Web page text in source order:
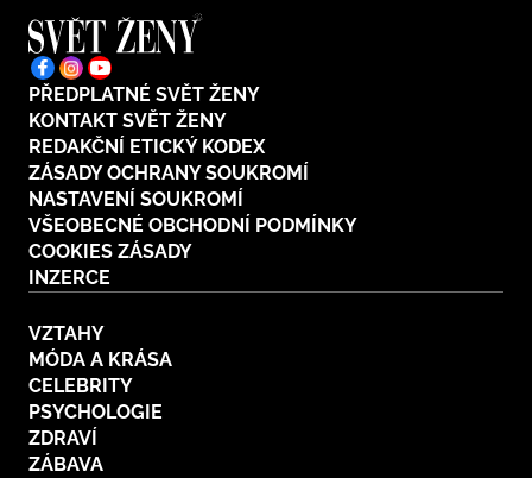
PŘEDPLATNÉ SVĚT ŽENY
KONTAKT SVĚT ŽENY
REDAKČNÍ ETICKÝ KODEX
ZÁSADY OCHRANY SOUKROMÍ
NASTAVENÍ SOUKROMÍ
VŠEOBECNÉ OBCHODNÍ PODMÍNKY
COOKIES ZÁSADY
INZERCE
VZTAHY
MÓDA A KRÁSA
CELEBRITY
PSYCHOLOGIE
ZDRAVÍ
ZÁBAVA